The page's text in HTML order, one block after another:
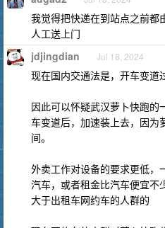
我觉得把快递在到站点之前都
人工送上门
jdjingdian Jul 18, 2024
现在国内交通法是，开车变道
因此可以怀疑武汉萝卜快跑的
车变道后，加速装上去，因为
间。
外卖工作对设备的要求更低，
汽车，或者租金比汽车便宜不
大于出租车网约车的人群的